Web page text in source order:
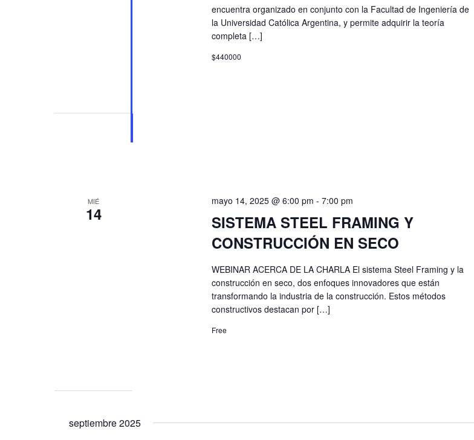
encuentra organizado en conjunto con la Facultad de Ingeniería de
la Universidad Católica Argentina, y permite adquirir la teoría
completa […]
$440000
MIÉ
14
mayo 14, 2025 @ 6:00 pm -7:00 pm
SISTEMA STEEL FRAMING Y
CONSTRUCCIÓN EN SECO
WEBINAR ACERCA DE LA CHARLA El sistema Steel Framing y la
construcción en seco, dos enfoques innovadores que están
transformando la industria de la construcción. Estos métodos
constructivos destacan por […]
Free
septiembre 2025